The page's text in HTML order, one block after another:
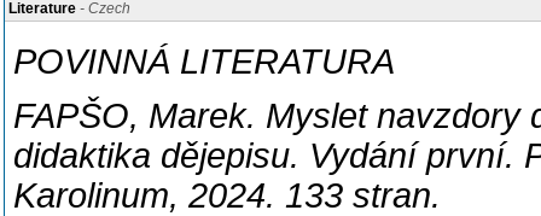
Literature - Czech
POVINNÁ LITERATURA
FAPŠO, Marek. Myslet navzdory
didaktika dějepisu. Vydání první.
Karolinum, 2024. 133 stran.